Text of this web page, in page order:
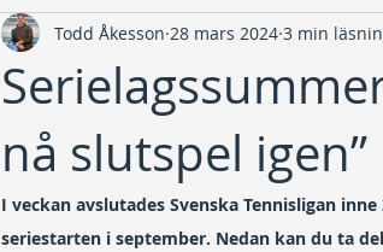
nå slutspel igen”
Todd Åkesson 28 mars 2024 3 min
I veckan avslutades Svenska Tennisligan
seriestarten i september. Nedan kan du ta